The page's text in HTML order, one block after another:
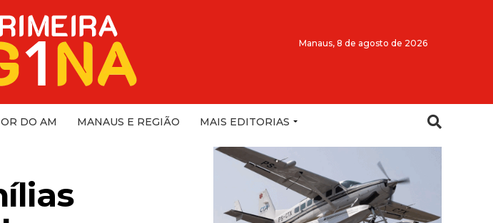
Manaus, 8 de agosto de 2026
DO AM MANAUS E REGIÃO MAIS EDITORIAS